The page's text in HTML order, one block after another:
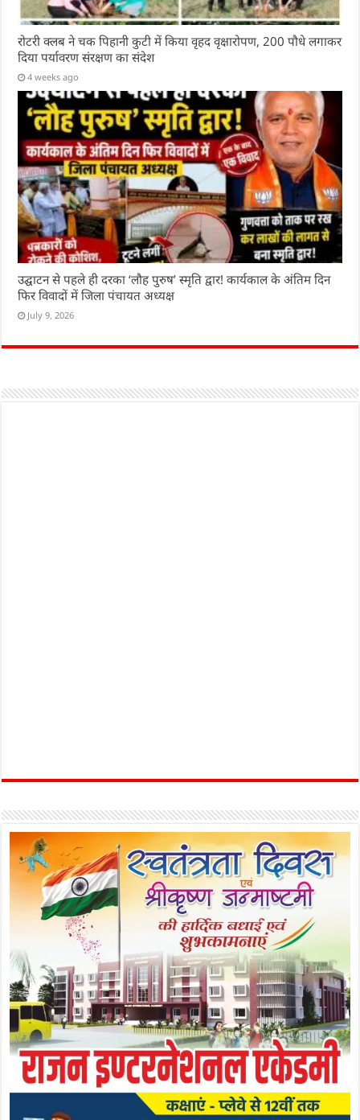
रोटरी क्लब ने चक पिहानी कुटी में किया वृहद वृक्षारोपण, 200 पौधे लगाकर
दिया पर्यावरण संरक्षण का संदेश
4 weeks ago
उद्घाटन से पहले ही दरका ‘लौह पुरुष’ स्मृति द्वार! कार्यकाल के अंतिम दिन
फिर विवादों में जिला पंचायत अध्यक्ष
July 9, 2026